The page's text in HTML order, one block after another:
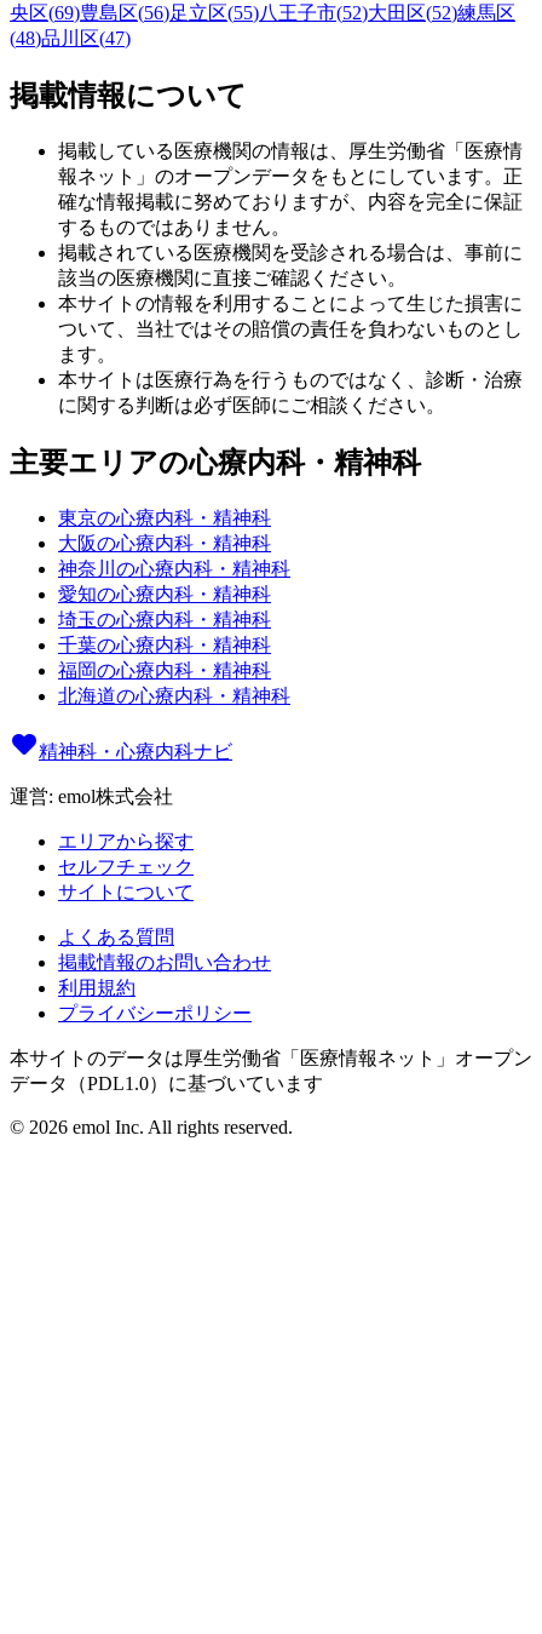
央区(69)豊島区(56)足立区(55)八王子市(52)大田区(52)練馬区
(48)品川区(47)
掲載情報について
掲載している医療機関の情報は、厚生労働省「医療情
報ネット」のオープンデータをもとにしています。正
確な情報掲載に努めておりますが、内容を完全に保証
するものではありません。
掲載されている医療機関を受診される場合は、事前に
該当の医療機関に直接ご確認ください。
本サイトの情報を利用することによって生じた損害に
ついて、当社ではその賠償の責任を負わないものとし
ます。
本サイトは医療行為を行うものではなく、診断・治療
に関する判断は必ず医師にご相談ください。
主要エリアの心療内科・精神科
東京の心療内科・精神科
大阪の心療内科・精神科
神奈川の心療内科・精神科
愛知の心療内科・精神科
埼玉の心療内科・精神科
千葉の心療内科・精神科
福岡の心療内科・精神科
北海道の心療内科・精神科
精神科・心療内科ナビ
運営: emol株式会社
エリアから探す
セルフチェック
サイトについて
よくある質問
掲載情報のお問い合わせ
利用規約
プライバシーポリシー
本サイトのデータは厚生労働省「医療情報ネット」オープン
データ（PDL1.0）に基づいています
© 2026 emol Inc. All rights reserved.